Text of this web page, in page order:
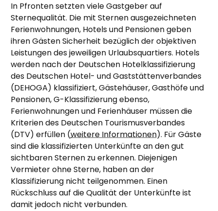
In Pfronten setzten viele Gastgeber auf
Sternequalität. Die mit Sternen ausgezeichneten
Ferienwohnungen, Hotels und Pensionen geben
ihren Gästen Sicherheit bezüglich der objektiven
Leistungen des jeweiligen Urlaubsquartiers. Hotels
werden nach der Deutschen Hotelklassifizierung
des Deutschen Hotel- und Gaststättenverbandes
(DEHOGA) klassifiziert, Gästehäuser, Gasthöfe und
Pensionen, G-Klassifizierung ebenso,
Ferienwohnungen und Ferienhäuser müssen die
Kriterien des Deutschen Tourismusverbandes
(DTV) erfüllen (weitere Informationen). Für Gäste
sind die klassifizierten Unterkünfte an den gut
sichtbaren Sternen zu erkennen. Diejenigen
Vermieter ohne Sterne, haben an der
Klassifizierung nicht teilgenommen. Einen
Rückschluss auf die Qualität der Unterkünfte ist
damit jedoch nicht verbunden.